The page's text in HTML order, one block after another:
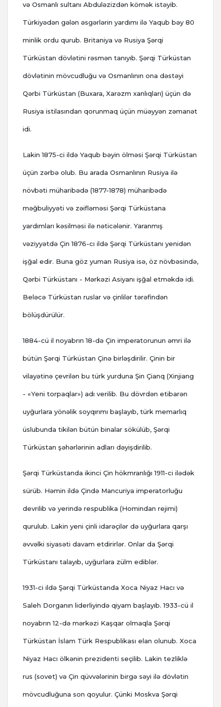
və Osmanlı sultanı Abduləzizdən kömək istəyib.
Türkiyədən gələn əsgərlərin yardımı ilə Yaqub bəy 80
minlik ordu qurub. Britaniya və Rusiya Şərqi
Türküstan dövlətini rəsmən tanıyıb. Şərqi Türküstan
dövlətinin mövcudluğu və Osmanlının ona dəstəyi
Qərbi Türküstan (Buxara, Xarəzm xanlıqları) üçün də
Rusiya istilasından qorunmaq üçün müəyyən zəmanət
idi.
Lakin 1875-ci ildə Yaqub bəyin ölməsi Şərqi Türküstan
üçün zərbə olub. Bu arada Osmanlının Rusiya ilə
növbəti müharibədə (1877-1878) müharibədə
məğbuliyyəti və zəifləməsi Şərqi Türküstana
yardımları kəsilməsi ilə nəticələnir. Yaranmış
vəziyyətdə Çin 1876-cı ildə Şərqi Türküstanı yenidən
işğal edir. Buna göz yuman Rusiya isə, öz növbəsində,
Qərbi Türküstanı - Mərkəzi Asiyanı işğal etməkdə idi.
Beləcə Türküstan ruslar və çinlilər tərəfindən
bölüşdürülür.
1884-cü il noyabrın 18-də Çin imperatorunun əmri ilə
bütün Şərqi Türküstan Çinə birləşdirilir. Çinin bir
vilayətinə çevrilən bu türk yurduna Şin Çianq (Xinjiang
- «Yeni torpaqlar») adı verilib. Bu dövrdən etibarən
uyğurlara yönəlik soyqırımı başlayıb, türk memarlıq
üslubunda tikilən bütün binalar sökülüb, Şərqi
Türküstan şəhərlərinin adları dəyişdirilib.
Şərqi Türküstanda ikinci Çin hökmranlığı 1911-ci ilədək
sürüb. Həmin ildə Çində Mancuriya imperatorluğu
devrilib və yerində respublika (Homindan rejimi)
qurulub. Lakin yeni çinli idarəçilər də uyğurlara qarşı
əvvəlki siyasəti davam etdirirlər. Onlar da Şərqi
Türküstanı talayıb, uyğurlara zülm ediblər.
1931-ci ildə Şərqi Türküstanda Xoca Niyaz Hacı və
Saleh Dorganın liderliyində qiyam başlayıb. 1933-cü il
noyabrın 12-də mərkəzi Kaşqar olmaqla Şərqi
Türküstan İslam Türk Respublikası elan olunub. Xoca
Niyaz Hacı ölkənin prezidenti seçilib. Lakin tezliklə
rus (sovet) və Çin qüvvələrinin birgə səyi ilə dövlətin
mövcudluğuna son qoyulur. Çünki Moskva Şərqi